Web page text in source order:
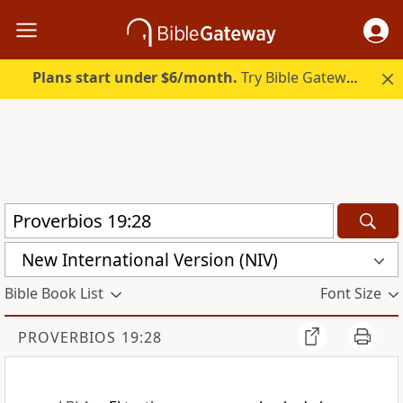
Plans start under $6/month. Try Bible Gateway Plus.
New International Version (NIV)
Bible Book List Font Size
PROVERBIOS 19:28